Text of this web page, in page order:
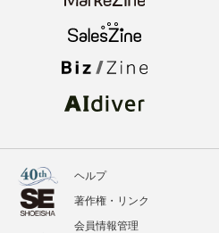
ヘルプ
著作権・リンク
会員情報管理